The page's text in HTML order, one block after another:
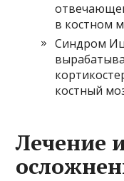
в костном
Синдром
костный
Лечение